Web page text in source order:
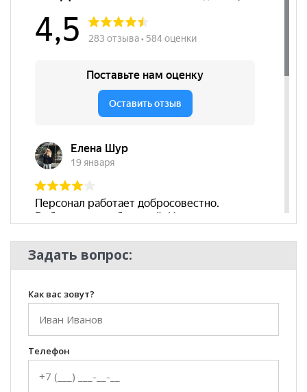
посадочного
места, мм
да
нет
Бренд
OTHERLIFE
Стиль
Комната
Гостиная
Задать вопрос:
Как вас зовут?
Телефон